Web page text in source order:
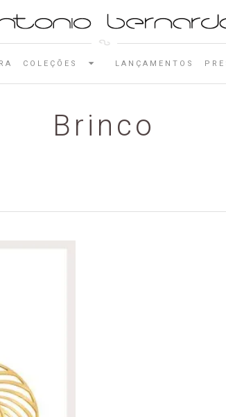
COLEÇÕES LANÇAMENTOS
Brinco